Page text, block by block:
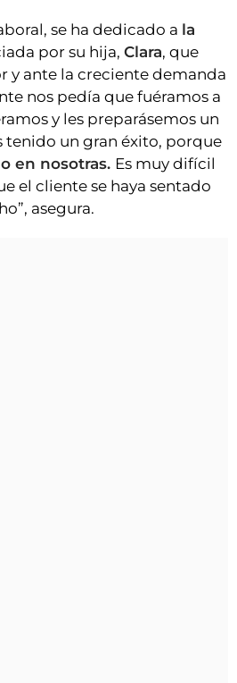
se ha dedicado a la
por su hija, Clara, que
y ante la creciente demanda
nos pedía que fuéramos a
y les preparásemos un
tenido un gran éxito, porque
en nosotras. Es muy difícil
el cliente se haya sentado
asegura.